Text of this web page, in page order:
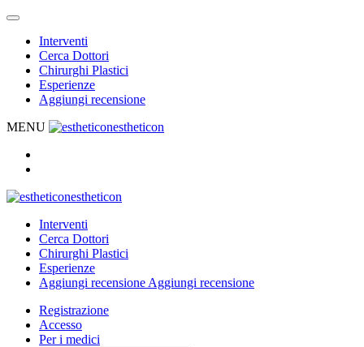
Interventi
Cerca Dottori
Chirurghi Plastici
Esperienze
Aggiungi recensione
MENU
estheticon
estheticon
Interventi
Cerca Dottori
Chirurghi Plastici
Esperienze
Aggiungi recensione Aggiungi recensione
Registrazione
Accesso
Per i medici